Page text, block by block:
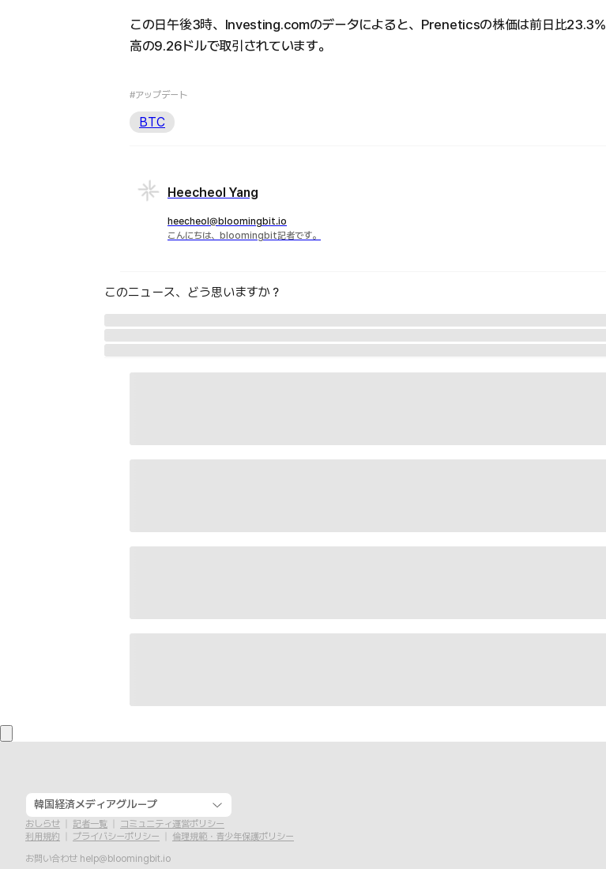
この日午後3時、Investing.comのデータによると、Preneticsの株価は前日比23.3%
高の9.26ドルで取引されています。
#アップデート
BTC
Heecheol Yang
heecheol@bloomingbit.io
こんにちは、bloomingbit記者です。
このニュース、どう思いますか？
韓国経済メディアグループ
おしらせ 記者一覧
コミュニティ運営ポリシー
利用規約
プライバシーポリシー
倫理規範・青少年保護ポリシー
お問い合わせ help@bloomingbit.io